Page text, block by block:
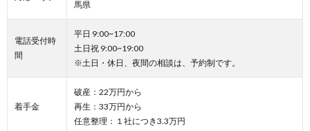
馬県
電話受付時
間
平日 9:00~17:00
土日祝 9:00~19:00
※土日・休日、夜間の相談は、予約制です。
着手金
破産：22万円から
再生：33万円から
任意整理：１社につき3.3万円